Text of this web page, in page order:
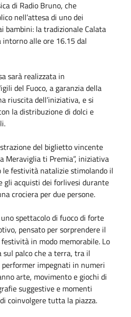
di Radio Bruno, che
nell’attesa di uno dei
bambini: la tradizionale Calata
alle ore 16.15 dal
sarà realizzata in
del Fuoco, a garanzia della
riuscita dell’iniziativa, e si
la distribuzione di dolci e
del biglietto vincente
Meraviglia ti Premia”, iniziativa
le festività natalizie stimolando il
gli acquisti dei forlivesi durante
crociera per due persone.
spettacolo di fuoco di forte
pensato per sorprendere il
in modo memorabile. Lo
sul palco che a terra, tra il
impegnati in numeri
arte, movimento e giochi di
suggestive e momenti
coinvolgere tutta la piazza.